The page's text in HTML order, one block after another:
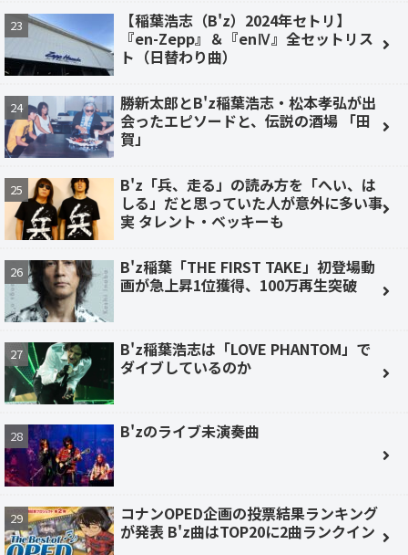
【稲葉浩志（B'z）2024年セトリ】
『en-Zepp』＆『enⅣ』全セットリス
ト（日替わり曲）
勝新太郎とB'z稲葉浩志・松本孝弘が出
会ったエピソードと、伝説の酒場 「田
賀」
B'z「兵、走る」の読み方を「へい、は
しる」だと思っていた人が意外に多い事
実 タレント・ベッキーも
B'z稲葉「THE FIRST TAKE」初登場動
画が急上昇1位獲得、100万再生突破
B'z稲葉浩志は「LOVE PHANTOM」で
ダイブしているのか
B'zのライブ未演奏曲
コナンOPED企画の投票結果ランキング
が発表 B'z曲はTOP20に2曲ランクイン